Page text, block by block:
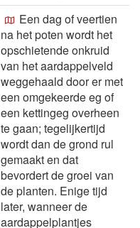
Een dag of veertien
na het poten wordt het
opschietende onkruid
van het aardappelveld
weggehaald door er met
een omgekeerde eg of
een kettingeg overheen
te gaan; tegelijkertijd
wordt dan de grond rul
gemaakt en dat
bevordert de groei van
de planten. Enige tijd
later, wanneer de
aardappelplantjes